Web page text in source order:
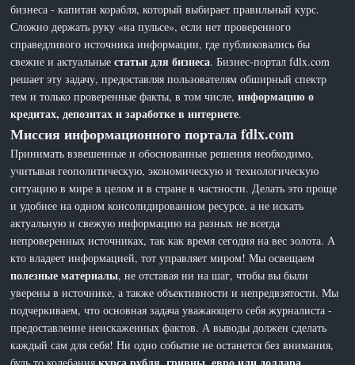
бизнеса - капитан корабля, который выбирает правильный курс.
Сложно держать руку «на пульсе», если нет проверенного
справедливого источника информации, где публиковались бы
свежие и актуальныестатьи для бизнеса. Бизнес-портал fdlx.com
решает эту задачу, предоставляя пользователям обширный спектр
тем и только проверенные факты, в том числе,информацию о
кредитах, депозитах и заработке в интернете.
Миссия информационного портала fdlx.com
Принимать взвешенные и обоснованные решения необходимо,
учитывая геополитическую, экономическую и технологическую
ситуацию в мире в целом и в стране в частности. Делать это проще
и удобнее на одном консолидированном ресурсе, а не искать
актуальную и свежую информацию на разных не всегда
непроверенных источниках, так как время сегодня на вес золота. А
кто владеет информацией, тот управляет миром! Мы освещаем
полезные материалы, не отставая ни на шаг, чтобы вы были
уверены в источнике, а также объективности и непредвзятости. Мы
подчеркиваем, что основная задача уважающего себя журналиста -
предоставление неискаженных фактов. А выводы должен сделать
каждый сам для себя! Ни одно событие не останется без внимания,